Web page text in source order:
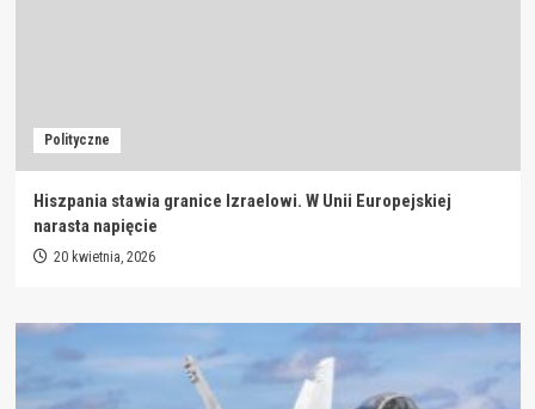
Polityczne
Hiszpania stawia granice Izraelowi. W Unii Europejskiej
narasta napięcie
20 kwietnia, 2026